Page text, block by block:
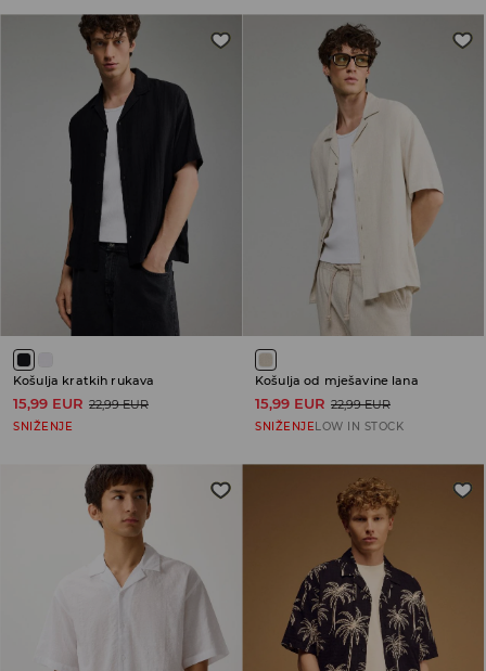
Košulja kratkih rukava
15,99 EUR 22,99 EUR
SNIŽENJE
Košulja od mješavine lana
15,99 EUR 22,99 EUR
SNIŽENJELOW IN STOCK